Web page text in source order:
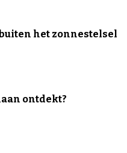
het zonnestelsel
ontdekt?